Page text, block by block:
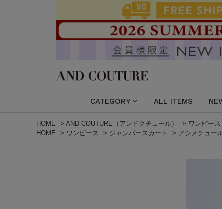
CATEGORY ALL ITEMS
HOME > AND COUTURE（アンドクチュール） > ワンピース
HOME
> ワンピース > ジャンパースカート > アシメチュー